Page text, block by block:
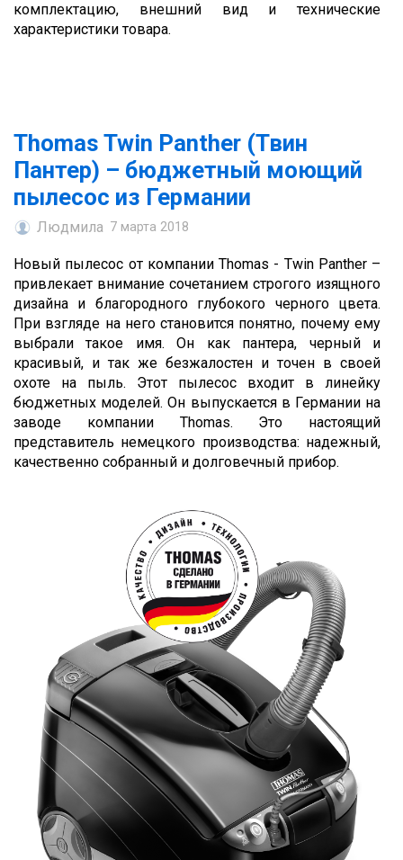
комплектацию, внешний вид и технические
характеристики товара.
Thomas Twin Panther (Твин
Пантер) – бюджетный моющий
пылесос из Германии
Людмила 7 марта 2018
Новый пылесос от компании Thomas - Twin Panther –
привлекает внимание сочетанием строгого изящного
дизайна и благородного глубокого черного цвета.
При взгляде на него становится понятно, почему ему
выбрали такое имя. Он как пантера, черный и
красивый, и так же безжалостен и точен в своей
охоте на пыль. Этот пылесос входит в линейку
бюджетных моделей. Он выпускается в Германии на
заводе компании Thomas. Это настоящий
представитель немецкого производства: надежный,
качественно собранный и долговечный прибор.